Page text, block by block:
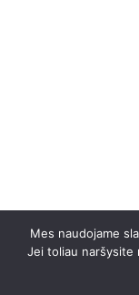
Mes naudojame
Jei toliau naršysite